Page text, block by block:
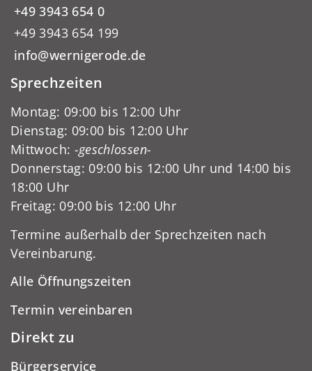
+49 3943 654 0
+49 3943 654 199
info@wernigerode.de
Sprechzeiten
Montag: 09:00 bis 12:00 Uhr
Dienstag: 09:00 bis 12:00 Uhr
Mittwoch: -geschlossen-
Donnerstag: 09:00 bis 12:00 Uhr und 14:00 bis
18:00 Uhr
Freitag: 09:00 bis 12:00 Uhr
Termine außerhalb der Sprechzeiten nach
Vereinbarung.
Alle Öffnungszeiten
Termin vereinbaren
Direkt zu
Bürgerservice